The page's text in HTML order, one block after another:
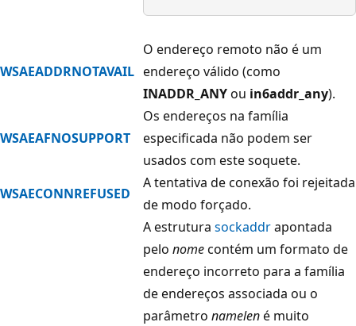
WSAEADDRNOTAVAIL
O endereço remoto não é um
endereço válido (como
INADDR_ANYou in6addr_any).
WSAEAFNOSUPPORT
Os endereços na família
especificada não podem ser
usados com este soquete.
WSAECONNREFUSED
A tentativa de conexão foi rejeitada
de modo forçado.
A estrutura sockaddrapontada
pelo nomecontém um formato de
endereço incorreto para a família
de endereços associada ou o
parâmetro namelené muito